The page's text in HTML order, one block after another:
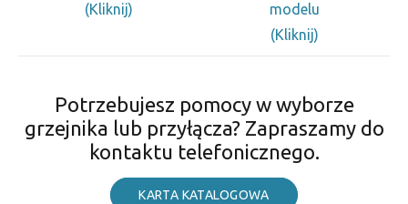
(Kliknij)
modelu
(Kliknij)
Potrzebujesz pomocy w wyborze
grzejnika lub przyłącza? Zapraszamy do
kontaktu telefonicznego.
KARTA KATALOGOWA